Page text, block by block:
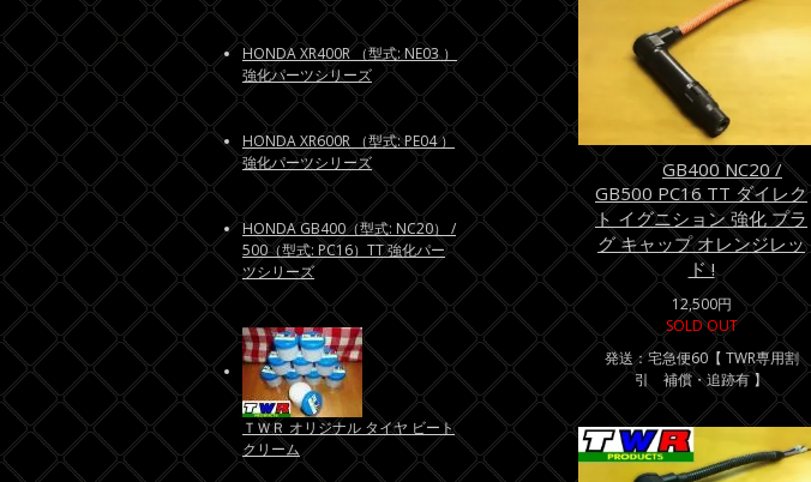
GB400 NC20 /
GB500 PC16 TT ダイレク
ト イグニション 強化 プラ
グ キャップ オレンジレッ
ド !
12,500円
SOLD OUT
発送：宅急便60【 TWR専用割
引 補償・追跡有 】
HONDA XR400R （型式: NE03 ）
強化パーツシリーズ
HONDA XR600R （型式: PE04 ）
強化パーツシリーズ
HONDA GB400（型式: NC20） /
500（型式: PC16）TT 強化パー
ツシリーズ
ＴＷＲ オリジナル タイヤ ビート
クリーム